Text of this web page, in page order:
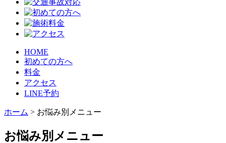
HOME
初めての方へ
料金
アクセス
LINE予約
ホーム > お悩み別メニュー
お悩み別メニュー